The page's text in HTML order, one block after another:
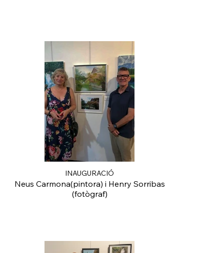
INAUGURACIÓ
Neus Carmona(pintora) i Henry Sorribas
(fotògraf)